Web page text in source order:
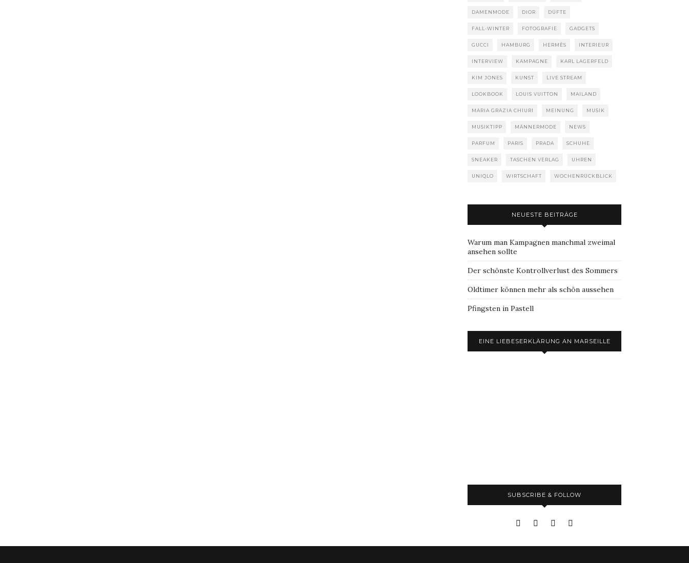
DAMENMODE DIOR DÜFTE
FALL-WINTER FOTOGRAFIE GADGETS
GUCCI HAMBURG HERMÈS INTERIEUR
INTERVIEW KAMPAGNE KARL LAGERFELD
KIM JONES KUNST LIVE STREAM
LOOKBOOK LOUIS VUITTON MAILAND
MARIA GRAZIA CHIURI MEINUNG MUSIK
MUSIKTIPP MÄNNERMODE NEWS
PARFUM PARIS PRADA SCHUHE
SNEAKER TASCHEN VERLAG UHREN
UNIQLO WIRTSCHAFT WOCHENRÜCKBLICK
NEUESTE BEITRÄGE
Warum man Kampagnen manchmal zweimal
ansehen sollte
Der schönste Kontrollverlust des Sommers
Oldtimer können mehr als schön aussehen
Pfingsten in Pastell
EINE LIEBESERKLÄRUNG AN MARSEILLE
SUBSCRIBE & FOLLOW